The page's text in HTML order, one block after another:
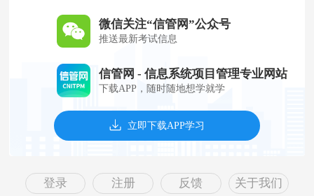
微信关注“信管网”公众号
推送最新考试信息
信管网 - 信息系统项目管理专业网站
下载APP，随时随地想学就学
立即下载APP学习
登录 注册 反馈 关于我们